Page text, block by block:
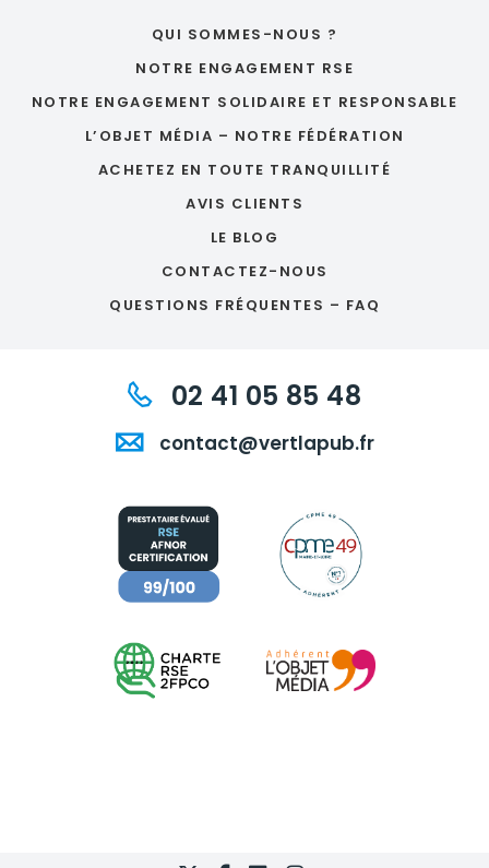
QUI SOMMES-NOUS ?
NOTRE ENGAGEMENT RSE
NOTRE ENGAGEMENT SOLIDAIRE ET RESPONSABLE
L’OBJET MÉDIA – NOTRE FÉDÉRATION
ACHETEZ EN TOUTE TRANQUILLITÉ
AVIS CLIENTS
LE BLOG
CONTACTEZ-NOUS
QUESTIONS FRÉQUENTES – FAQ
02 41 05 85 48
contact@vertlapub.fr